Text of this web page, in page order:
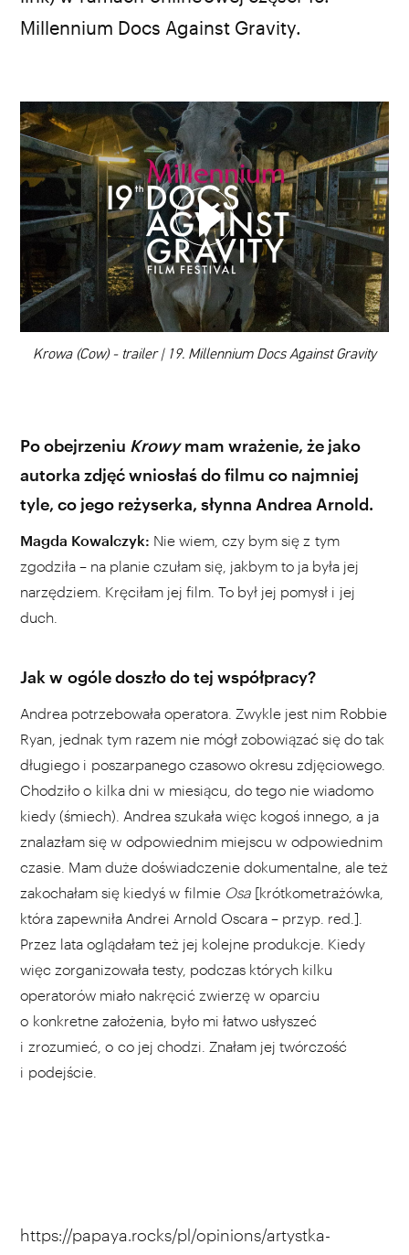
Millennium Docs Against Gravity.
00:00
Krowa (Cow) - trailer | 19. Millennium Docs Against Gravity
WYBIERZ SWOJĄ PLAYLISTĘ
DODAJ TEN FILM DO PLAYLISTY
Po obejrzeniu Krowymam wrażenie, że jako
autorka zdjęć wniosłaś do filmu co najmniej
tyle, co jego reżyserka, słynna Andrea Arnold.
Magda Kowalczyk: Nie wiem, czy bym się z tym
zgodziła – na planie czułam się, jakbym to ja była jej
narzędziem. Kręciłam jej film. To był jej pomysł i jej
duch.
Jak w ogóle doszło do tej współpracy?
Andrea potrzebowała operatora. Zwykle jest nim Robbie
Ryan, jednak tym razem nie mógł zobowiązać się do tak
długiego i poszarpanego czasowo okresu zdjęciowego.
Chodziło o kilka dni w miesiącu, do tego nie wiadomo
kiedy (śmiech). Andrea szukała więc kogoś innego, a ja
znalazłam się w odpowiednim miejscu w odpowiednim
czasie. Mam duże doświadczenie dokumentalne, ale też
zakochałam się kiedyś w filmie Osa[krótkometrażówka,
która zapewniła Andrei Arnold Oscara – przyp. red.].
Przez lata oglądałam też jej kolejne produkcje. Kiedy
więc zorganizowała testy, podczas których kilku
operatorów miało nakręcić zwierzę w oparciu
o konkretne założenia, było mi łatwo usłyszeć
i zrozumieć, o co jej chodzi. Znałam jej twórczość
i podejście.
https://papaya.rocks/pl/opinions/artystka-